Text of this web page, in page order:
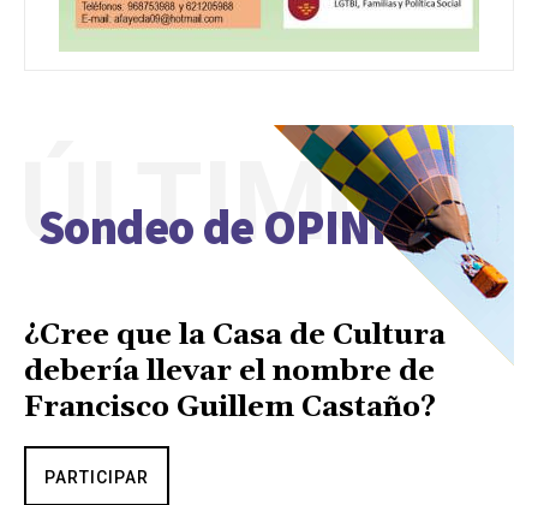
Sondeo de OPINIÓN
ÚLTIMO
¿Cree que la Casa de Cultura
debería llevar el nombre de
Francisco Guillem Castaño?
PARTICIPAR